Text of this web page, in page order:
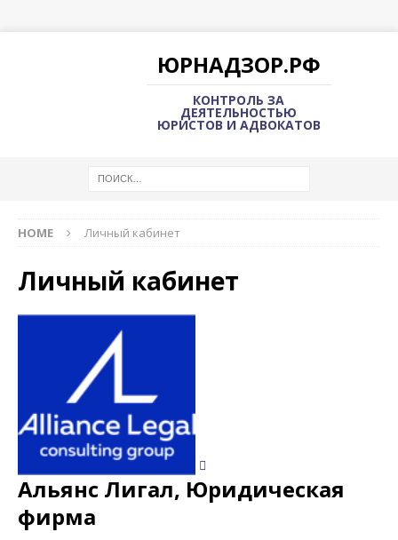
ЮРНАДЗОР.РФ
КОНТРОЛЬ ЗА
ДЕЯТЕЛЬНОСТЬЮ
ЮРИСТОВ И АДВОКАТОВ
HOME Личный кабинет
Личный кабинет
Альянс Лигал, Юридическая
фирма